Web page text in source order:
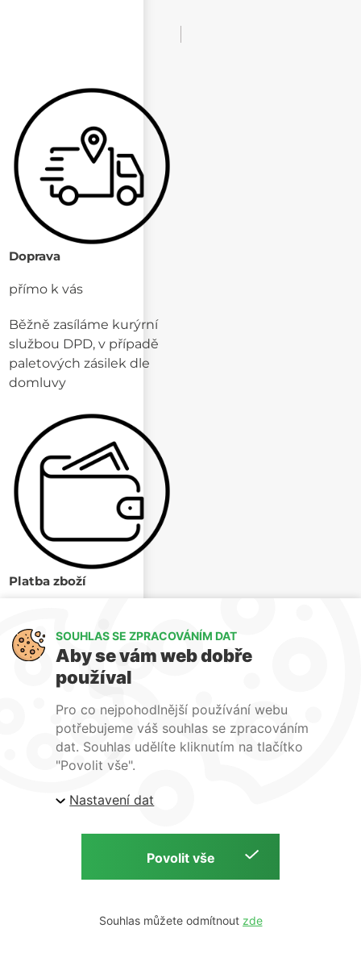
Doprava
přímo k vás
Běžně zasíláme kurýrní
službou DPD, v případě
paletových zásilek dle
domluvy
Platba zboží
Běžně přijímáme platby v
hotovosti, bankovním
převodem a na dobírku.
Není možné platit kartou!
SOUHLAS SE ZPRACOVÁNÍM DAT
Aby se vám web dobře
používal
Pro co nejpohodlnější používání webu
potřebujeme váš souhlas se zpracováním
dat. Souhlas udělíte kliknutím na tlačítko
"Povolit vše".
Nastavení dat
Souhlas můžete odmítnout